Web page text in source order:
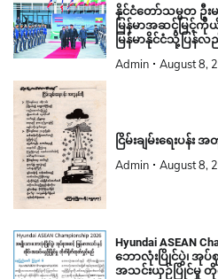
နိုင်ငံတော်သမ္မတ ဦ
မြန်မာအဆင့်မြင့်
မြန်မာနိုင်ငံသို့ပြန်
Admin August 8,
ငြိမ်းချမ်းရေးပန်း
Admin August 8,
Hyundai ASEAN
ဘောလုံးပြိုင်ပွဲ၊ အုပ်
အသင်းယှဉ်ပြိုင်